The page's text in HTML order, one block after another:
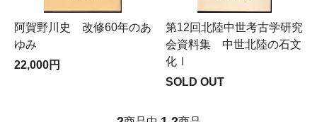
阿賀野川史 改修60年のあ
ゆみ
22,000円
第12回北陸中世考古学研究
会資料集 中世北陸の石文
化Ⅰ
SOLD OUT